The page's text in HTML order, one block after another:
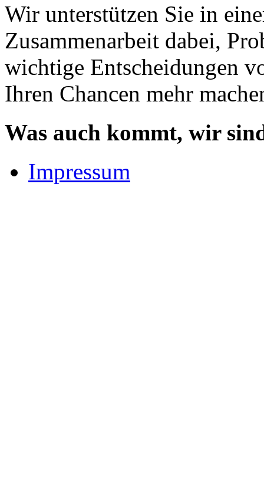
Wir unterstützen Sie in
Zusammenarbeit dabei,
wichtige Entscheidungen
Ihren Chancen mehr
Was auch kommt, wir
Impressum